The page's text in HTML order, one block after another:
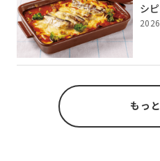
シ
もっ